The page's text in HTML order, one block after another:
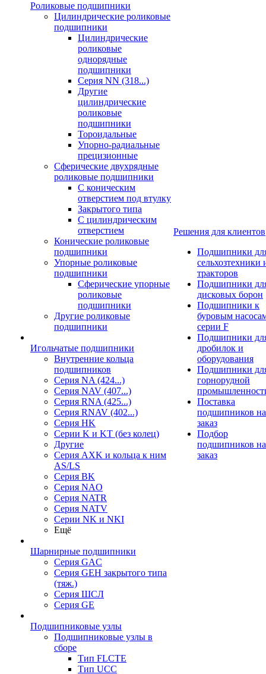
Роликовые подшипники
Цилиндрические роликовые
подшипники
Цилиндрические
роликовые
однорядные
подшипники
Серия NN (318...)
Другие
цилиндрические
роликовые
подшипники
Тороидальные
Упорно-радиальные
прецизионные
Сферические двухрядные
роликовые подшипники
С коническим
отверстием под втулку
Закрытого типа
С цилиндрическим
отверстием
Конические роликовые
подшипники
Упорные роликовые
подшипники
Сферические упорные
роликовые
подшипники
Другие роликовые
подшипники
Игольчатые подшипники
Внутренние кольца
подшипников
Серия NA (424...)
Серия NAV (407...)
Серия RNA (425...)
Серия RNAV (402...)
Серия HK
Серии K и KT (без колец)
Другие
Серия AXK и кольца к ним
AS/LS
Серия BK
Серия NAO
Серия NATR
Серия NATV
Серии NK и NKI
Ещё
Шарнирные подшипники
Серия GAC
Серия GEH закрытого типа
(тяж.)
Серия ШСЛ
Серия GE
Подшипниковые узлы
Подшипниковые узлы в
сборе
Тип FLCTE
Тип UCC
Решения для клиентов
Подшипники
сельхозтехники
тракторов
Подшипники
дисковых борон
Подшипники к
буровым
серии F
Подшипники
дробилок и
оборудования
Подшипники
горнорудной
Поставка
подшипников на
заказ
Подбор
подшипников на
заказ